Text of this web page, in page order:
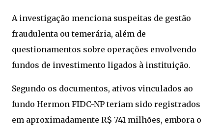
A investigação menciona suspeitas de gestão
fraudulenta ou temerária, além de
questionamentos sobre operações envolvendo
fundos de investimento ligados à instituição.
Segundo os documentos, ativos vinculados ao
fundo Hermon FIDC-NP teriam sido registrados
em aproximadamente R$ 741 milhões, embora o